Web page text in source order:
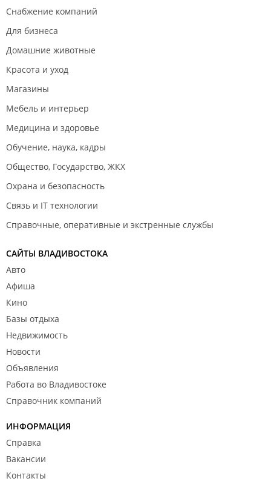
Снабжение компаний
Для бизнеса
Домашние животные
Красота и уход
Магазины
Мебель и интерьер
Медицина и здоровье
Обучение, наука, кадры
Общество, Государство, ЖКХ
Охрана и безопасность
Связь и IT технологии
Справочные, оперативные и экстренные службы
САЙТЫ ВЛАДИВОСТОКА
Авто
Афиша
Кино
Базы отдыха
Недвижимость
Новости
Объявления
Работа во Владивостоке
Справочник компаний
ИНФОРМАЦИЯ
Справка
Вакансии
Контакты